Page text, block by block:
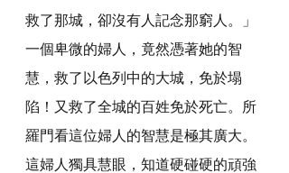
救了那城，卻沒有人記念那窮人。」
一個卑微的婦人，竟然憑著她的智
慧，救了以色列中的大城，免於塌
陷！又救了全城的百姓免於死亡。所
羅門看這位婦人的智慧是極其廣大。
這婦人獨具慧眼，知道硬碰硬的頑強